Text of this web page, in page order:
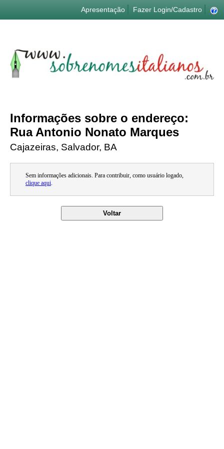
Apresentação Fazer Login/Cadastro
Informações sobre o endereço:
Rua Antonio Nonato Marques
Cajazeiras, Salvador, BA
Sem informações adicionais. Para contribuir, como usuário logado,
clique aqui.
Voltar